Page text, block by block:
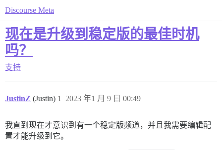
Discourse Meta
现在是升级到稳定版的最佳时机
吗？
支持
JustinZ (Justin) 2023 年1 月 9 日 00:49
1
我直到现在才意识到有一个稳定版频道，并且我需要编辑配
置才能升级到它。